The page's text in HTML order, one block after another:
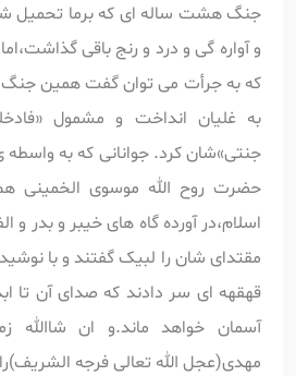
جنگ هشت ساله ای که برما تحمیل
و آواره گی و درد و رنج باقی
که به جرأت می توان گفت همین
به غلیان انداخت و مشمول
جنتی»شان کرد. جوانانی که به واسطه
حضرت روح الله موسوی الخمینی
اسلام،در آورده گاه های خیبر و بدر و
مقتدای شان را لبیک گفتند و با
قهقهه ای سر دادند که صدای آن تا
آسمان خواهد ماند.و ان
مهدی(عجل الله تعالی فرجه